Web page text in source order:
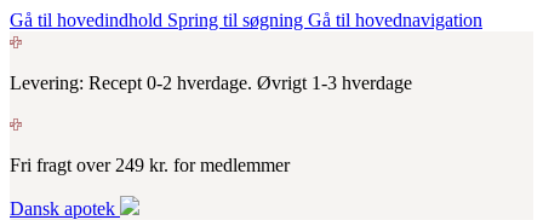
Gå til hovedindhold Spring til søgning Gå til hovednavigation
Levering: Recept 0-2 hverdage. Øvrigt 1-3 hverdage
Fri fragt over 249 kr. for medlemmer
Dansk apotek